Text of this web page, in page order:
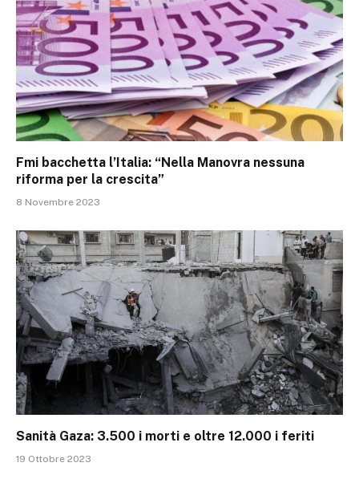
Fmi bacchetta l’Italia: “Nella Manovra nessuna
riforma per la crescita”
8 Novembre 2023
Sanità Gaza: 3.500 i morti e oltre 12.000 i feriti
19 Ottobre 2023